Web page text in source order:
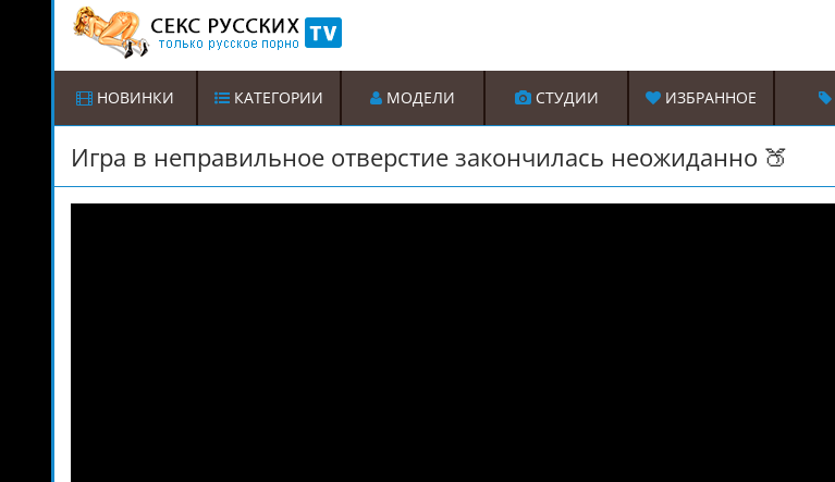
НОВИНКИ КАТЕГОРИИ МОДЕЛИ СТУДИИ ИЗБРАННОЕ
Игра в неправильное отверстие закончилась неожиданно 🍑